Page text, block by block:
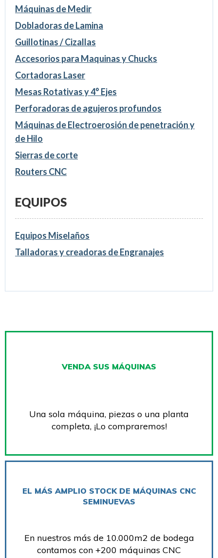
Máquinas de Medir
Dobladoras de Lamina
Guillotinas / Cizallas
Accesorios para Maquinas y Chucks
Cortadoras Laser
Mesas Rotativas y 4° Ejes
Perforadoras de agujeros profundos
Máquinas de Electroerosión de penetración y
de Hilo
Sierras de corte
Routers CNC
EQUIPOS
Equipos Miselaños
Talladoras y creadoras de Engranajes
VENDA SUS MÁQUINAS
Una sola máquina, piezas o una planta
completa, ¡Lo compraremos!
EL MÁS AMPLIO STOCK DE MÁQUINAS CNC
SEMINUEVAS
En nuestros más de 10.000m2 de bodega
contamos con +200 máquinas CNC